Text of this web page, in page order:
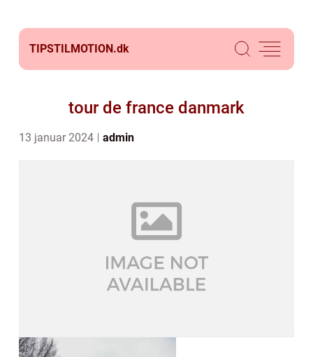
TIPSTILMOTION.dk
tour de france danmark
13 januar 2024 admin